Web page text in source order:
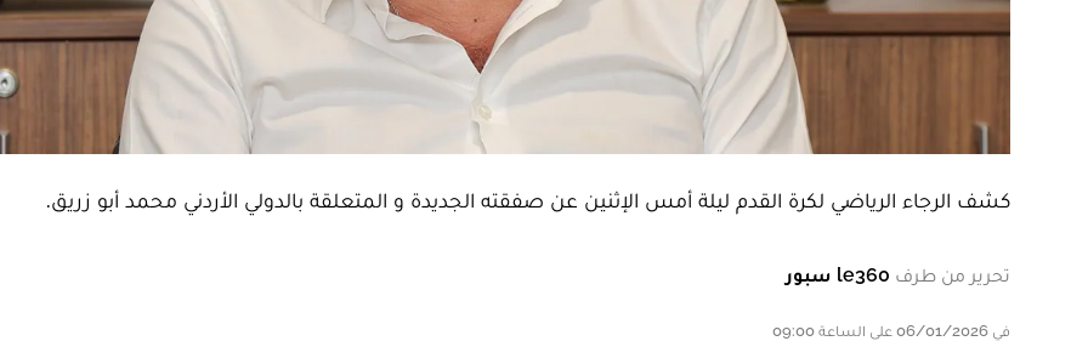
كشف الرجاء الرياضي لكرة القدم ليلة أمس الإثنين عن صفقته الجديدة و المتعلقة بالدولي الأردني محمد أبو زريق.
تحرير من طرف le360 سبور
في 06/01/2026 على الساعة 09:00